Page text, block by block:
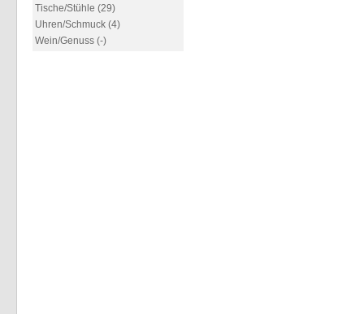
Tische/Stühle (29)
Uhren/Schmuck (4)
Wein/Genuss (-)